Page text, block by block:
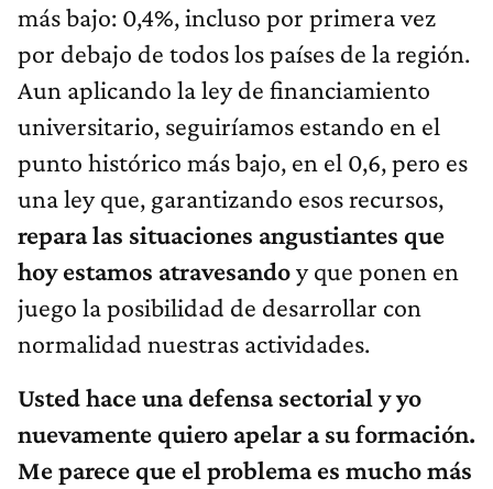
más bajo: 0,4%, incluso por primera vez
por debajo de todos los países de la región.
Aun aplicando la ley de financiamiento
universitario, seguiríamos estando en el
punto histórico más bajo, en el 0,6, pero es
una ley que, garantizando esos recursos,
repara las situaciones angustiantes que
hoy estamos atravesandoy que ponen en
juego la posibilidad de desarrollar con
normalidad nuestras actividades.
Usted hace una defensa sectorial y yo
nuevamente quiero apelar a su formación.
Me parece que el problema es mucho más